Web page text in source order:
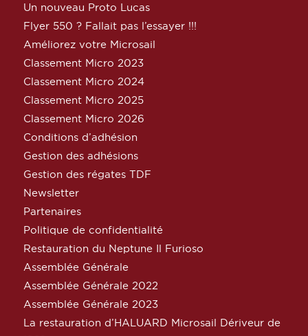
Un nouveau Proto Lucas
Flyer 550 ? Fallait pas l’essayer !!!
Améliorez votre Microsail
Classement Micro 2023
Classement Micro 2024
Classement Micro 2025
Classement Micro 2026
Conditions d’adhésion
Gestion des adhésions
Gestion des régates TDF
Newsletter
Partenaires
Politique de confidentialité
Restauration du Neptune Il Furioso
Assemblée Générale
Assemblée Générale 2022
Assemblée Générale 2023
La restauration d’HALUARD Microsail Dériveur de